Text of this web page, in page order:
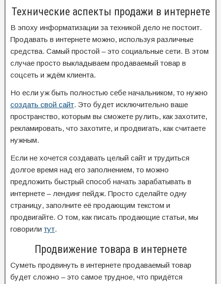
Технические аспекты продажи в интернете
В эпоху информатизации за техникой дело не постоит.
Продавать в интернете можно, используя различные
средства. Самый простой – это социальные сети. В этом
случае просто выкладываем продаваемый товар в
соцсеть и ждём клиента.
Но если уж быть полностью себе начальником, то нужно
создать свой сайт. Это будет исключительно ваше
пространство, которым вы сможете рулить, как захотите,
рекламировать, что захотите, и продвигать, как считаете
нужным.
Если не хочется создавать целый сайт и трудиться
долгое время над его заполнением, то можно
предложить быстрый способ начать зарабатывать в
интернете – лендинг пейдж. Просто сделайте одну
страницу, заполните её продающим текстом и
продвигайте. О том, как писать продающие статьи, мы
говорили тут.
Продвижение товара в интернете
Суметь продвинуть в интернете продаваемый товар
будет сложно – это самое трудное, что придётся